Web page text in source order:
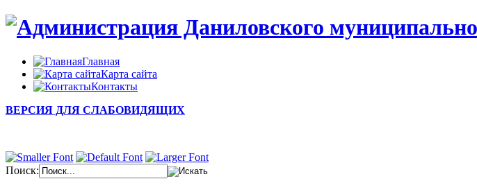
Главная
Карта сайта
Контакты
ВЕРСИЯ ДЛЯ СЛАБОВИДЯЩИХ
Поиск: